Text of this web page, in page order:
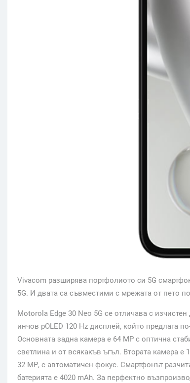
Vivacom разширява портфолиото си 5G
5G. И двата са съвместими с мрежата от пето
Motorola Edge 30 Neo 5G се отличава с
инчов pOLED 120 Hz дисплей, който предлага
Основната задна камера е 64 MP с оптична
светлина и от всякакъв ъгъл. Втората камера
32 МР, с автоматичен фокус. Смартфонът
батерията е 4020 mAh. За перфектно